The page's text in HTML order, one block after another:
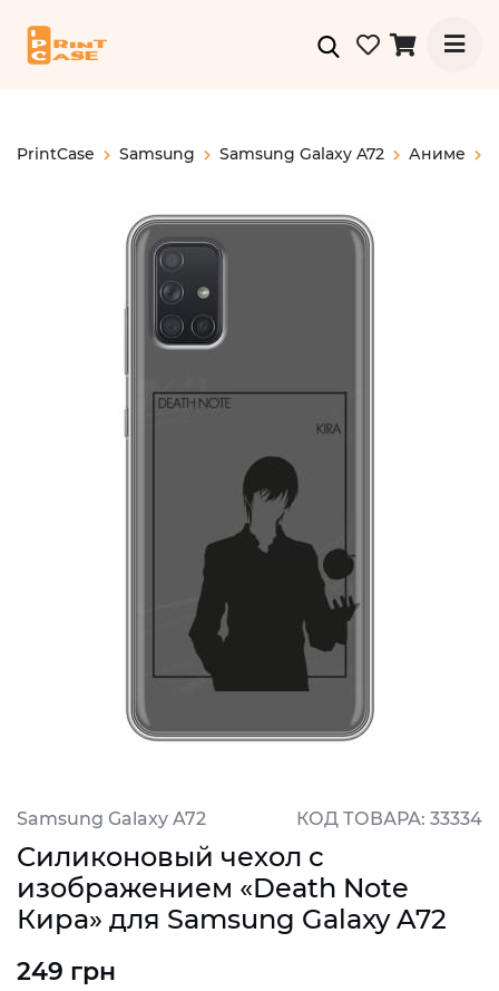
PrintCase Samsung Samsung Galaxy A72 Аниме
Samsung Galaxy A72 КОД ТОВАРА: 33334
Силиконовый чехол с
изображением «Death Note
Кира» для Samsung Galaxy A72
249 грн